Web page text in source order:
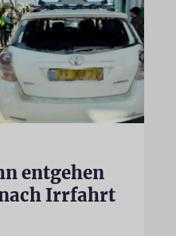
entgehen
Irrfahrt